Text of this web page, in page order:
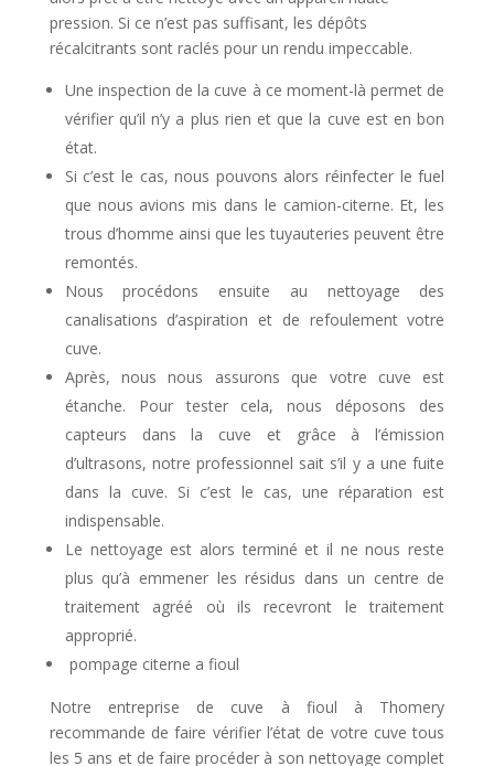
pression. Si ce n’est pas suffisant, les dépôts
récalcitrants sont raclés pour un rendu impeccable.
Une inspection de la cuve à ce moment-là permet de
vérifier qu’il n’y a plus rien et que la cuve est en bon
état.
Si c’est le cas, nous pouvons alors réinfecter le fuel
que nous avions mis dans le camion-citerne. Et, les
trous d’homme ainsi que les tuyauteries peuvent être
remontés.
Nous procédons ensuite au nettoyage des
canalisations d’aspiration et de refoulement votre
cuve.
Après, nous nous assurons que votre cuve est
étanche. Pour tester cela, nous déposons des
capteurs dans la cuve et grâce à l’émission
d’ultrasons, notre professionnel sait s’il y a une fuite
dans la cuve. Si c’est le cas, une réparation est
indispensable.
Le nettoyage est alors terminé et il ne nous reste
plus qu’à emmener les résidus dans un centre de
traitement agréé où ils recevront le traitement
approprié.
pompage citerne a fioul
Notre entreprise de cuve à fioul à Thomery
recommande de faire vérifier l’état de votre cuve tous
les 5 ans et de faire procéder à son nettoyage complet